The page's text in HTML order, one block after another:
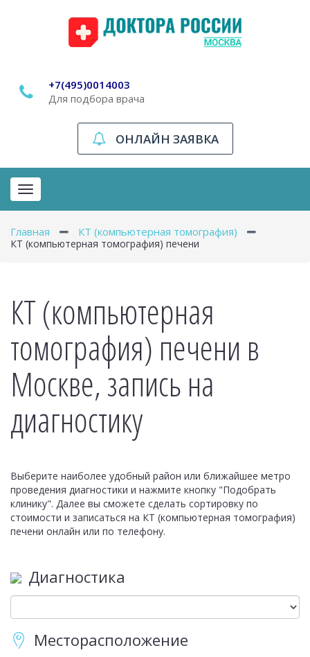
+7(495)0014003
Для подбора врача
ОНЛАЙН ЗАЯВКА
Toggle
navigation
Главная КТ (компьютерная томография)
КТ (компьютерная томография) печени
КТ (компьютерная
томография) печени в
Москве, запись на
диагностику
Выберите наиболее удобный район или ближайшее метро
проведения диагностики и нажмите кнопку "Подобрать
клинику". Далее вы сможете сделать сортировку по
стоимости и записаться на КТ (компьютерная томография)
печени онлайн или по телефону.
Диагностика
Месторасположение